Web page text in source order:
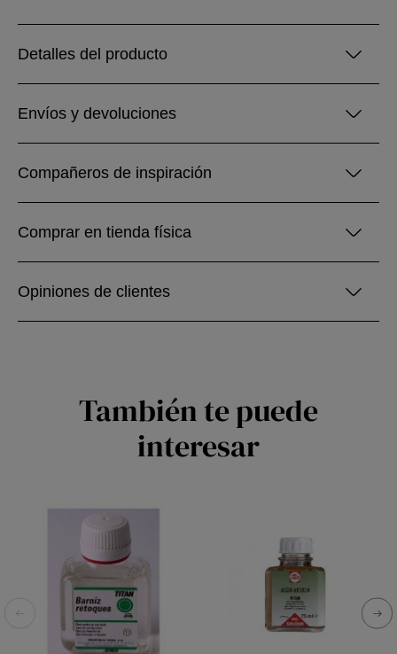
Detalles del producto
Envíos y devoluciones
Compañeros de inspiración
Comprar en tienda física
Opiniones de clientes
También te puede
interesar